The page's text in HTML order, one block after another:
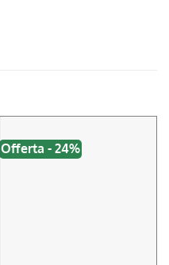
Offerta - 24%